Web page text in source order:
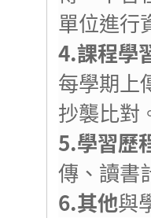
單位進行
4.課程學
每學期上
抄襲比對
5.學習歷
傳、讀書
6.其他與